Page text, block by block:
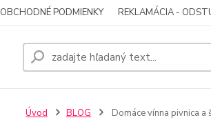
OBCHODNÉ PODMIENKY REKLAMÁCIA -
Úvod BLOG Domáce vínna pivnica